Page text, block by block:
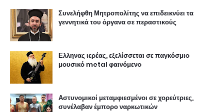
Συνελήφθη Μητροπολίτης να επιδεικνύει τα
γεννητικά του όργανα σε περαστικούς
Ελληνας ιερέας, εξελίσσεται σε παγκόσμιο
μουσικό metal φαινόμενο
Αστυνομικοί μεταμφιεσμένοι σε χορεύτριες,
συνέλαβαν έμπορο ναρκωτικών